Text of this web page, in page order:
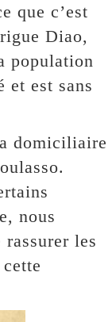
que c’est
Diao,
population
et est sans
domiciliaire
nous
les